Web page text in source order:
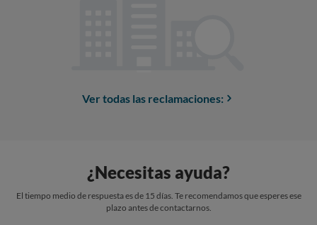
Ver todas las reclamaciones:
¿Necesitas ayuda?
El tiempo medio de respuesta es de 15 días. Te recomendamos que esperes ese
plazo antes de contactarnos.